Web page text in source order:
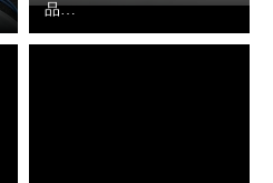
品…